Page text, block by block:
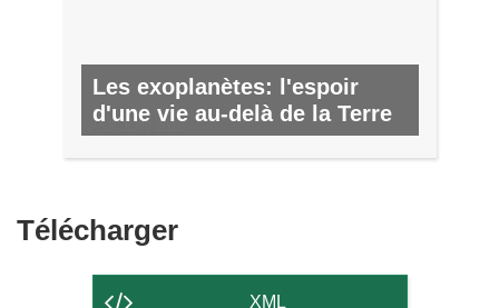
Les exoplanètes: l'espoir
d'une vie au-delà de la Terre
Nº 53, JUIN 2016
TéléchargerTélécharger
contenu
XML